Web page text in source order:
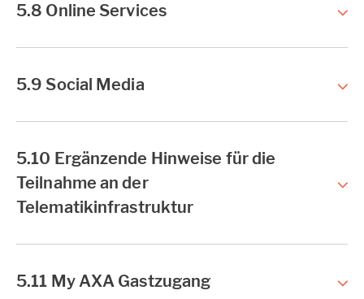
5.8 Online Services
5.9 Social Media
5.10 Ergänzende Hinweise für die
Teilnahme an der
Telematikinfrastruktur
5.11 My AXA Gastzugang